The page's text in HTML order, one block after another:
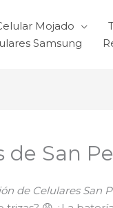
Mojado
Samsung
de San
de Celulares San